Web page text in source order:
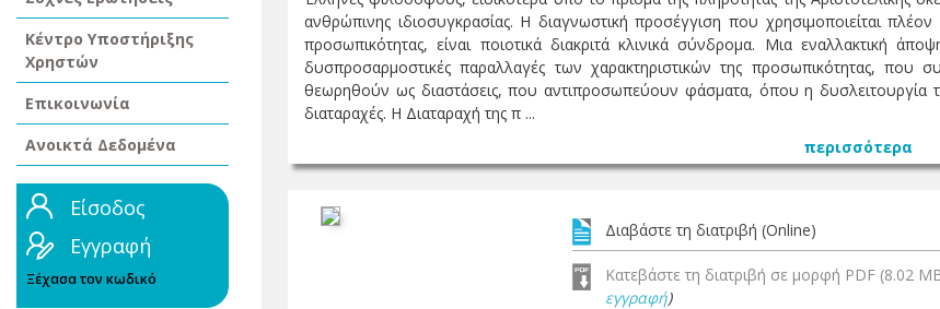
Κέντρο Υποστήριξης
Χρηστών
Επικοινωνία
Ανοικτά Δεδομένα
Είσοδος
Εγγραφή
Ξέχασα τον κωδικό
ανθρώπινης ιδιοσυγκρασίας. Η διαγνωστική προσέγγιση που χρησιμοποιείται
προσωπικότητας, είναι ποιοτικά διακριτά κλινικά σύνδρομα. Μια εναλλακτική
δυσπροσαρμοστικές παραλλαγές των χαρακτηριστικών της προσωπικότητας, που
θεωρηθούν ως διαστάσεις, που αντιπροσωπεύουν φάσματα, όπου η δυσλειτουργία
διαταραχές. Η Διαταραχή της π ...
περισσότερα
Διαβάστε τη διατριβή (Online)
Κατεβάστε τη διατριβή σε μορφή PDF (8.02
εγγραφή)